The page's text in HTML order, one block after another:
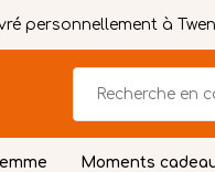
personnellement à
Moments